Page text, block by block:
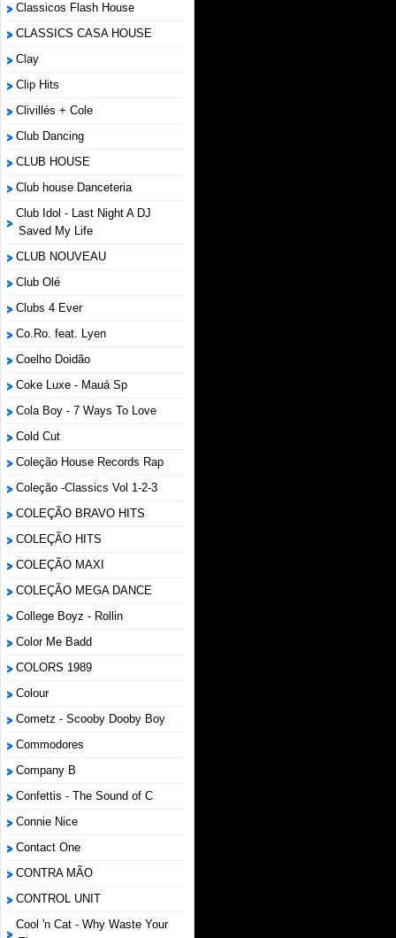
Classicos Flash House
CLASSICS CASA HOUSE
Clay
Clip Hits
Clivillés + Cole
Club Dancing
CLUB HOUSE
Club house Danceteria
Club Idol - Last Night A DJ
Saved My Life
CLUB NOUVEAU
Club Olé
Clubs 4 Ever
Co.Ro. feat. Lyen
Coelho Doidão
Coke Luxe - Mauá Sp
Cola Boy - 7 Ways To Love
Cold Cut
Coleção House Records Rap
Coleção -Classics Vol 1-2-3
COLEÇÃO BRAVO HITS
COLEÇÃO HITS
COLEÇÃO MAXI
COLEÇÃO MEGA DANCE
College Boyz ‎- Rollin
Color Me Badd
COLORS 1989
Colour
Cometz - Scooby Dooby Boy
Commodores
Company B
Confettis - The Sound of C
Connie Nice
Contact One
CONTRA MÃO
CONTROL UNIT
Cool 'n Cat - Why Waste Your